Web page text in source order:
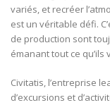
variés, et recréer
est un véritable défi.
de production sont
émanant tout ce
Civitatis, l’entreprise
d’excursions et